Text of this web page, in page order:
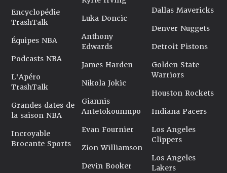
Encyclopédie
TrashTalk
Équipes NBA
Podcasts NBA
L'Apéro
TrashTalk
Grandes dates de
la saison NBA
Incroyable
Brocante Sports
Luka Doncic
Anthony
Edwards
James Harden
Nikola Jokic
Giannis
Antetokounmpo
Evan Fournier
Zion Williamson
Devin Booker
Dallas Mavericks
Denver Nuggets
Detroit Pistons
Golden State
Warriors
Houston Rockets
Indiana Pacers
Los Angeles
Clippers
Los Angeles
Lakers